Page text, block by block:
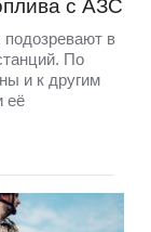
с АЗС
в
По
и к другим
её